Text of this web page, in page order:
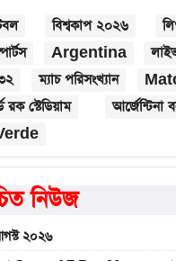
বিশ্বকাপ ২০২৬
Argentina লাইভ
ম্যাচ পরিসংখ্যান
রক স্টেডিয়াম আর্জেন্টিনা
নিউজ
২০২৬